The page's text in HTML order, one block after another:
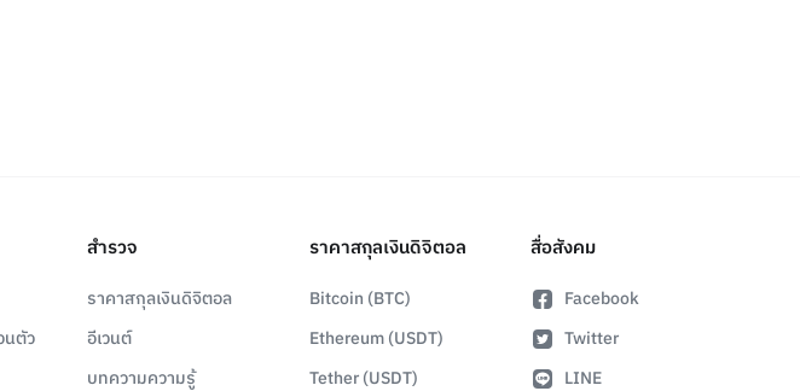
นตัว
สำรวจ
ราคาสกุลเงินดิจิตอล
อีเวนต์
บทความความรู้
ราคาสกุลเงินดิจิตอล
Bitcoin (BTC)
Ethereum (USDT)
Tether (USDT)
สื่อสังคม
Facebook
Twitter
LINE